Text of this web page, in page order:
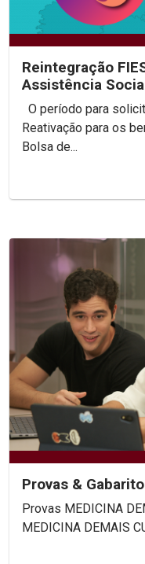
Reintegração
Assistência
Reativação para os
Bolsa de...
Provas &
Provas MEDICINA DEMAIS CURSOS Gabaritos